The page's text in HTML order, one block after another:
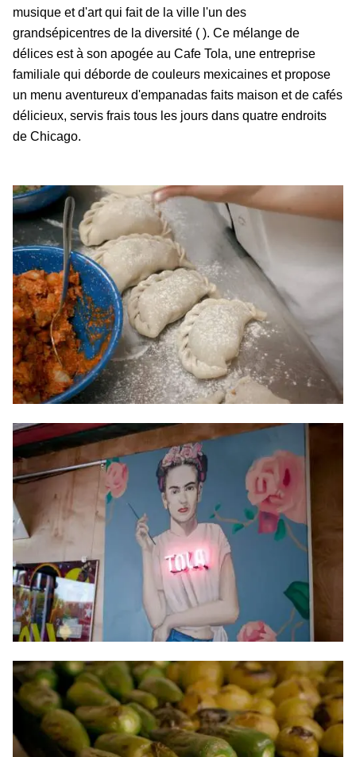
musique et d'art qui fait de la ville l'un des
grandsépicentres de la diversité ( ). Ce mélange de
délices est à son apogée au Cafe Tola, une entreprise
familiale qui déborde de couleurs mexicaines et propose
un menu aventureux d'empanadas faits maison et de cafés
délicieux, servis frais tous les jours dans quatre endroits
de Chicago.